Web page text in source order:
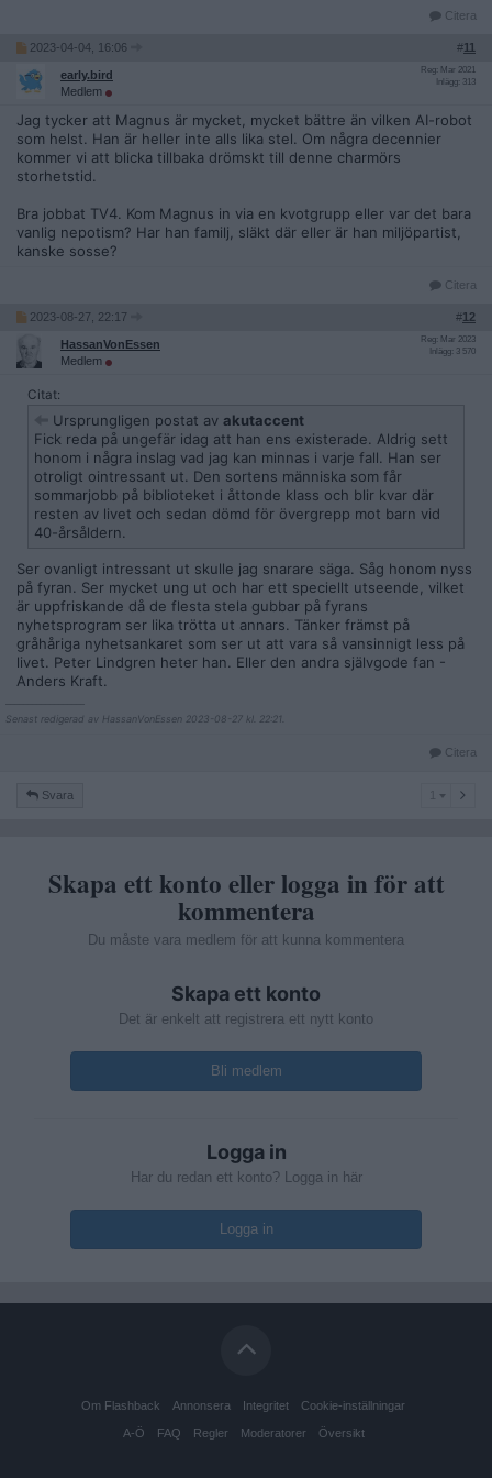
Citera
2023-04-04, 16:06 #11
early.bird
Medlem
Reg: Mar 2021
Inlägg: 313
Jag tycker att Magnus är mycket, mycket bättre än vilken AI-robot
som helst. Han är heller inte alls lika stel. Om några decennier
kommer vi att blicka tillbaka drömskt till denne charmörs
storhetstid.
Bra jobbat TV4. Kom Magnus in via en kvotgrupp eller var det bara
vanlig nepotism? Har han familj, släkt där eller är han miljöpartist,
kanske sosse?
Citera
2023-08-27, 22:17 #12
HassanVonEssen
Medlem
Reg: Mar 2023
Inlägg: 3 570
Citat:
Ursprungligen postat av akutaccent
Fick reda på ungefär idag att han ens existerade. Aldrig sett
honom i några inslag vad jag kan minnas i varje fall. Han ser
otroligt ointressant ut. Den sortens människa som får
sommarjobb på biblioteket i åttonde klass och blir kvar där
resten av livet och sedan dömd för övergrepp mot barn vid
40-årsåldern.
Ser ovanligt intressant ut skulle jag snarare säga. Såg honom nyss
på fyran. Ser mycket ung ut och har ett speciellt utseende, vilket
är uppfriskande då de flesta stela gubbar på fyrans
nyhetsprogram ser lika trötta ut annars. Tänker främst på
gråhåriga nyhetsankaret som ser ut att vara så vansinnigt less på
livet. Peter Lindgren heter han. Eller den andra självgode fan -
Anders Kraft.
Senast redigerad av HassanVonEssen 2023-08-27 kl. 22:21.
Citera
Svara
Skapa ett konto eller logga in för att
kommentera
Du måste vara medlem för att kunna kommentera
Skapa ett konto
Det är enkelt att registrera ett nytt konto
Bli medlem
Logga in
Har du redan ett konto? Logga in här
Logga in
Om Flashback Annonsera Integritet Cookie-inställningar
A-Ö FAQ Regler Moderatorer Översikt